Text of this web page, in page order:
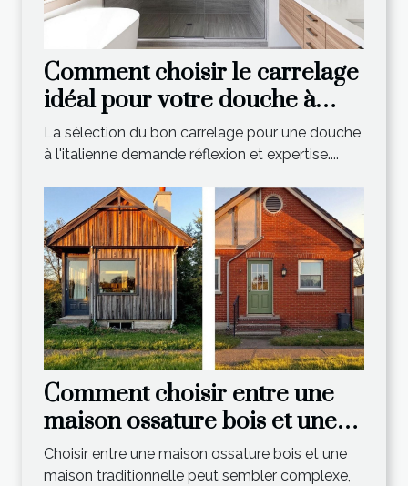
Comment choisir le carrelage
idéal pour votre douche à
l'italienne ?
La sélection du bon carrelage pour une douche
à l'italienne demande réflexion et expertise....
Comment choisir entre une
maison ossature bois et une
maison traditionnelle ?
Choisir entre une maison ossature bois et une
maison traditionnelle peut sembler complexe,